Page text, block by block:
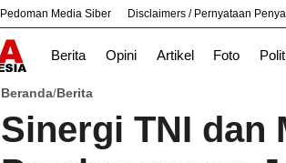
Pedoman Media Siber Disclaimers / Pernyataan
Berita Opini Artikel Foto
# Bandung Bekasi Hukum Nasional
Beranda/Berita
Sinergi TNI dan